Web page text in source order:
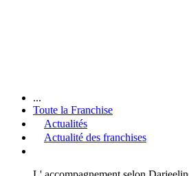
...
Toute la Franchise
Actualités
Actualité des franchises